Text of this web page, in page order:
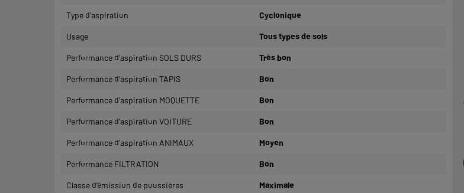
Type d'aspiration Cyclonique
Usage Tous types de sols
Performance d'aspiration SOLS DURS Très bon
Performance d'aspiration TAPIS Bon
Performance d'aspiration MOQUETTE Bon
Performance d'aspiration VOITURE Bon
Performance d'aspiration ANIMAUX Moyen
Performance FILTRATION Bon
Classe d'émission de poussières Maximale